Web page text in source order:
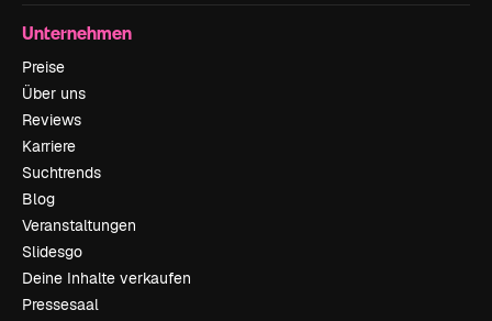
Unternehmen
Preise
Über uns
Reviews
Karriere
Suchtrends
Blog
Veranstaltungen
Slidesgo
Deine Inhalte verkaufen
Pressesaal